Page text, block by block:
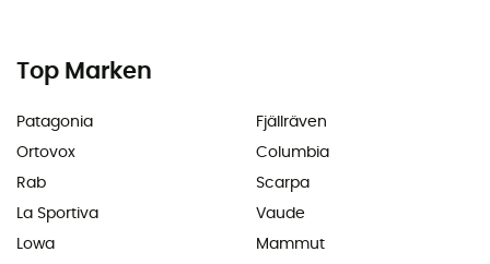
Top Marken
Patagonia
Ortovox
Rab
La Sportiva
Lowa
Fjällräven
Columbia
Scarpa
Vaude
Mammut